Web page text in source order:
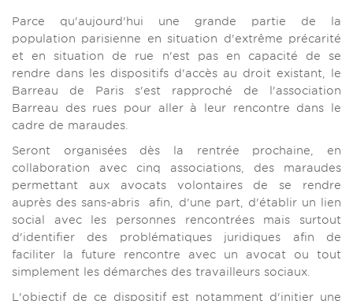
Parce qu'aujourd'hui une grande partie de la
population parisienne en situation d'extrême précarité
et en situation de rue n'est pas en capacité de se
rendre dans les dispositifs d'accès au droit existant, le
Barreau de Paris s'est rapproché de l'association
Barreau des rues pour aller à leur rencontre dans le
cadre de maraudes.
Seront organisées dès la rentrée prochaine, en
collaboration avec cinq associations, des maraudes
permettant aux avocats volontaires de se rendre
auprès des sans-abris afin, d'une part, d'établir un lien
social avec les personnes rencontrées mais surtout
d'identifier des problématiques juridiques afin de
faciliter la future rencontre avec un avocat ou tout
simplement les démarches des travailleurs sociaux.
L'objectif de ce dispositif est notamment d'initier une